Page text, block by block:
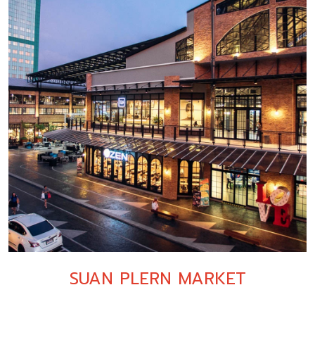
SUAN PLERN MARKET